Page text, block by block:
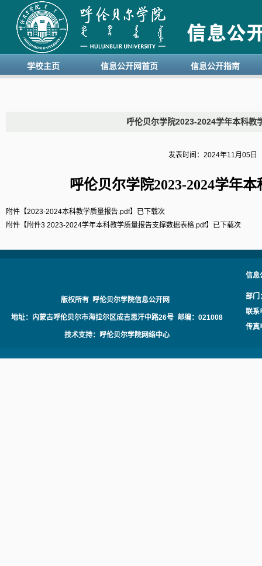
学校主页 信息公开网首页 信息公开指南
呼伦贝尔学院2023-2024学年本科教
发表时间：2024年11月05
呼伦贝尔学院2023-2024学年本
附件【2023-2024本科教学质量报告.pdf】已下载次
附件【附件3 2023-2024学年本科教学质量报告支撑数据表格.pdf】已下载次
版权所有 呼伦贝尔学院信息公开网
地址：内蒙古呼伦贝尔市海拉尔区成吉思汗中路26号 邮编：021008
技术支持：呼伦贝尔学院网络中心
信息
部门
联系
传真